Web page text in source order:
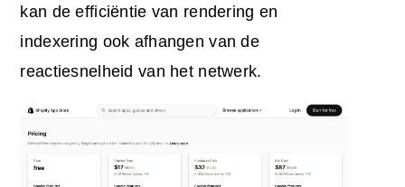
kan de efficiëntie van rendering en
indexering ook afhangen van de
reactiesnelheid van het netwerk.